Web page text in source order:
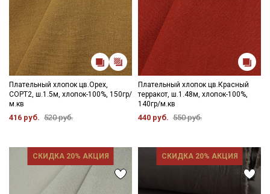
Плательный хлопок цв.Орех,
СОРТ2, ш.1.5м, хлопок-100%, 150гр/
м.кв
416 руб. 520 руб.
Плательный хлопок цв.Красный
терракот, ш.1.48м, хлопок-100%,
140гр/м.кв
440 руб. 550 руб.
СКИДКА 20% АКЦИЯ СКИДКА 20% АКЦИЯ